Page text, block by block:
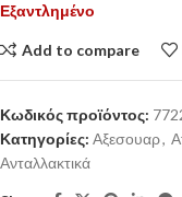
Εξαντλημένο
Add to compare
Κωδικός προϊόντος:
Κατηγορίες: Αξεσουαρ,
Ανταλλακτικά